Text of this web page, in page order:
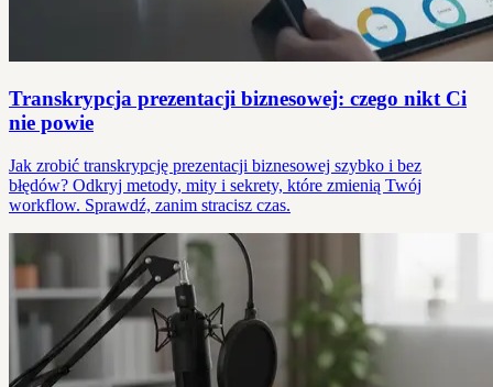
Transkrypcja prezentacji biznesowej: czego nikt Ci
nie powie
Jak zrobić transkrypcję prezentacji biznesowej szybko i bez
błędów? Odkryj metody, mity i sekrety, które zmienią Twój
workflow. Sprawdź, zanim stracisz czas.